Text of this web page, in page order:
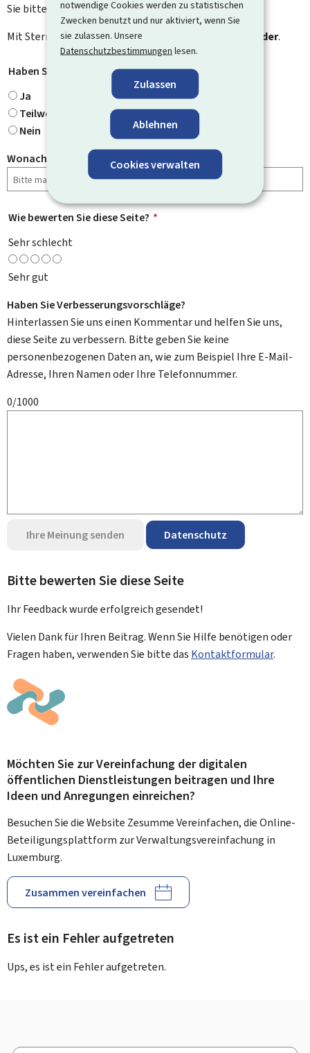
notwendige Cookies werden zu statistischen
Zwecken benutzt und nur aktiviert, wenn Sie
sie zulassen. Unsere
Datenschutzbestimmungen lesen.
Zulassen
Ablehnen
Cookies verwalten
Sie bitte das Kontaktformular.
Mit Stern gekennzeichnete Felder (
Pflichtfelder.
Haben Sie gefunden, wonach Sie gesucht haben?
Ja
Teilweise
Nein
Wonach haben Sie gesucht?
Wie bewerten Sie diese Seite? *
Sehr schlecht
Sehr gut
Haben Sie Verbesserungsvorschläge?
Hinterlassen Sie uns einen Kommentar und helfen Sie uns,
diese Seite zu verbessern. Bitte geben Sie keine
personenbezogenen Daten an, wie zum Beispiel Ihre E-Mail-
Adresse, Ihren Namen oder Ihre Telefonnummer.
0/1000
Ihre Meinung senden Datenschutz
Bitte bewerten Sie diese Seite
Ihr Feedback wurdeerfolgreichgesendet!
Vielen Dank für Ihren Beitrag. Wenn Sie Hilfe benötigen oder
Fragen haben, verwenden Sie bitte das Kontaktformular.
Möchten Sie zur Vereinfachung der digitalen
öffentlichen Dienstleistungen beitragen und Ihre
Ideen und Anregungen einreichen?
Besuchen Sie die Website Zesumme Vereinfachen, die Online-
Beteiligungsplattform zur Verwaltungsvereinfachung in
Luxemburg.
Zusammen vereinfachen
Es ist ein Fehler aufgetreten
Ups, es ist ein Fehler aufgetreten.